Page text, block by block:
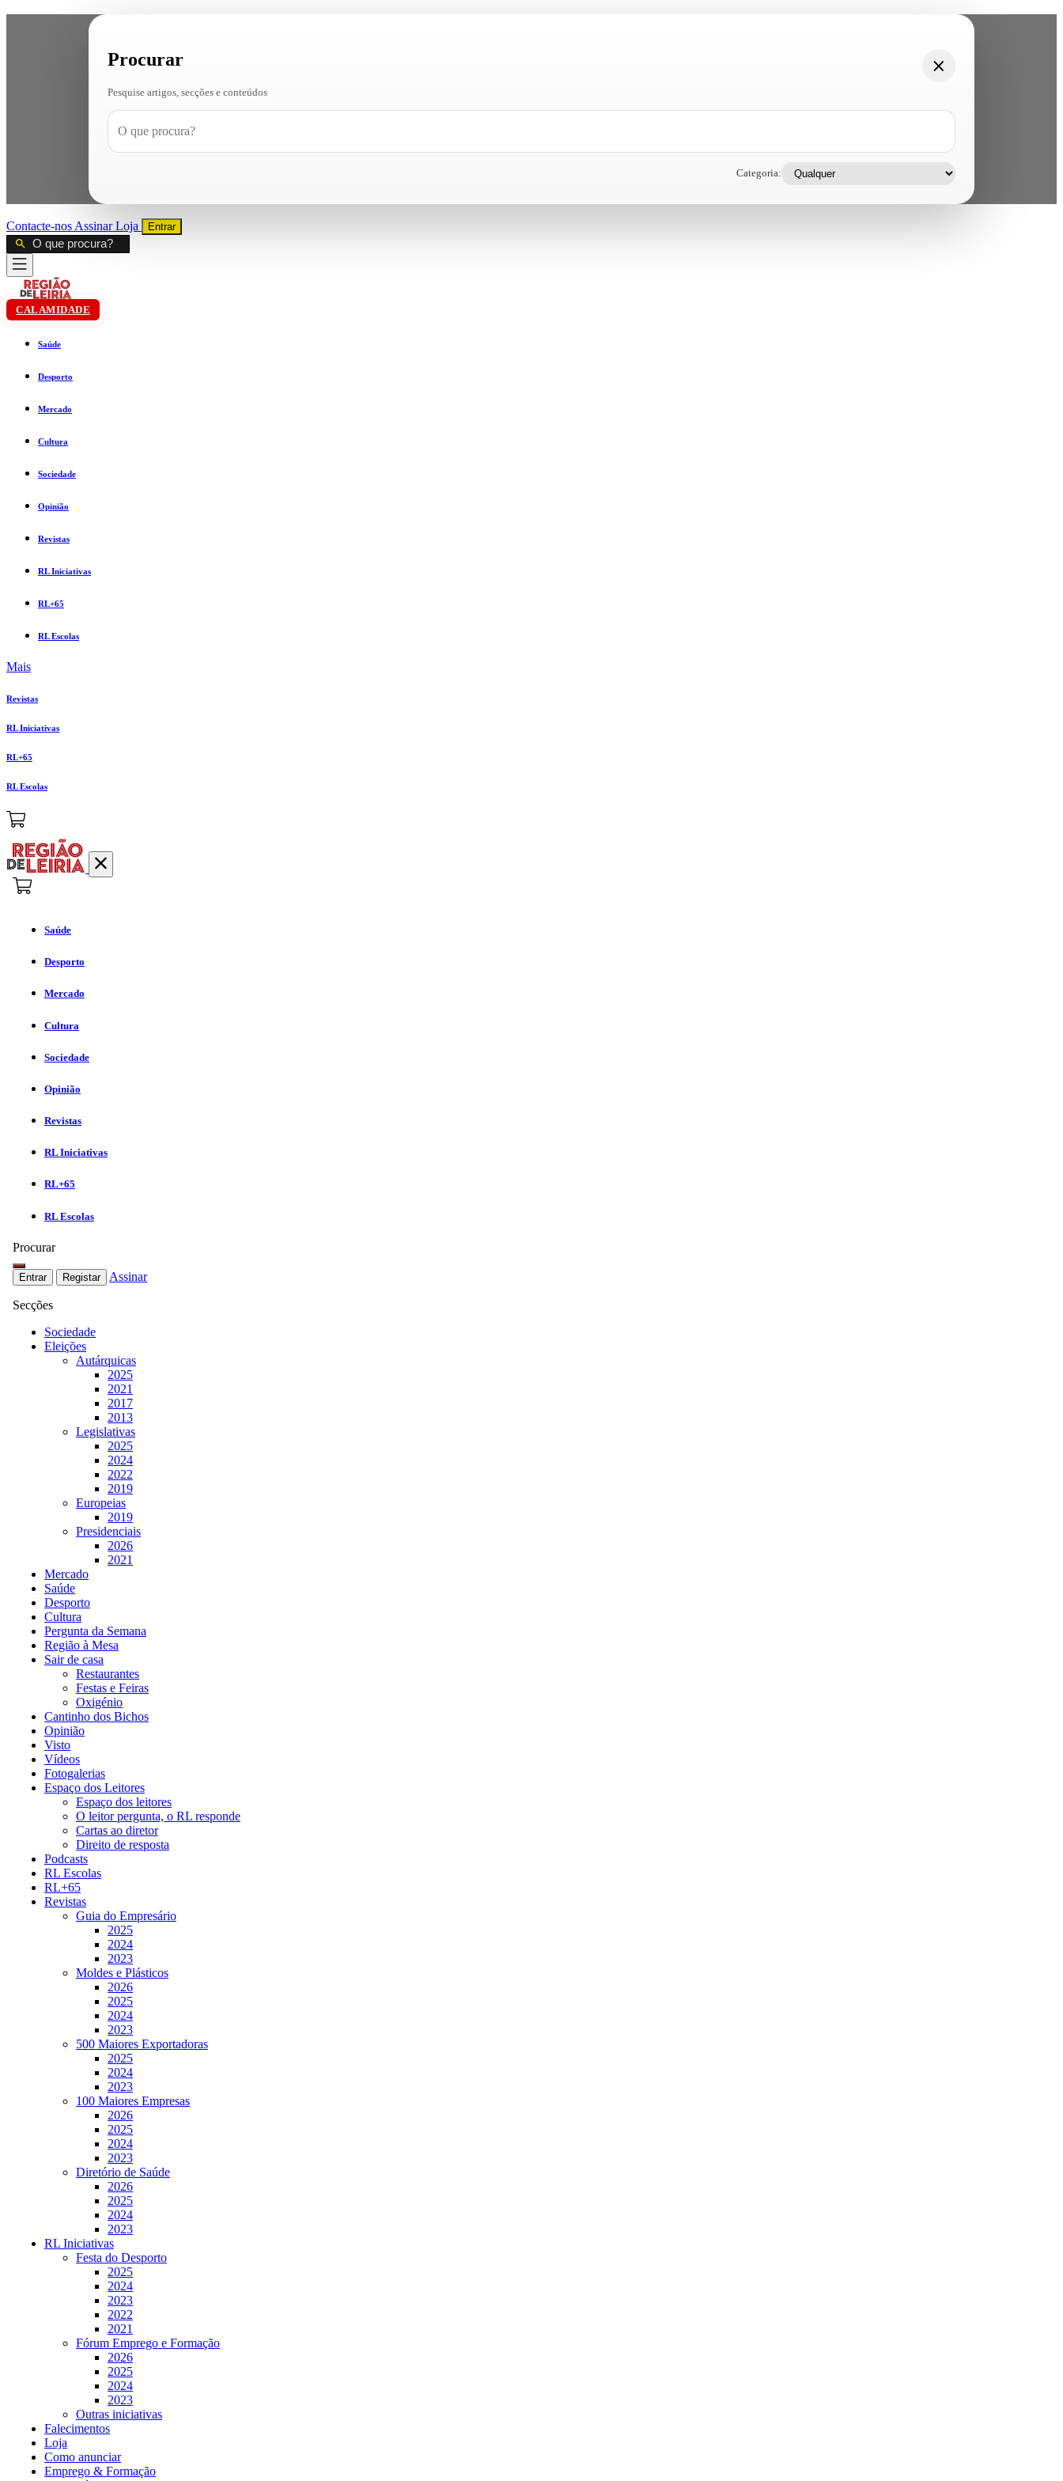
Procurar
Pesquise artigos, secções e conteúdos
Categoria:
Contacte-nos AssinarLoja Entrar
CALAMIDADE
Saúde
Desporto
Mercado
Cultura
Sociedade
Opinião
Revistas
RL Iniciativas
RL+65
RL Escolas
Mais
Revistas
RL Iniciativas
RL+65
RL Escolas
Saúde
Desporto
Mercado
Cultura
Sociedade
Opinião
Revistas
RL Iniciativas
RL+65
RL Escolas
Procurar
Entrar Registar Assinar
Secções
Sociedade
Eleições
Autárquicas
2025
2021
2017
2013
Legislativas
2025
2024
2022
2019
Europeias
2019
Presidenciais
2026
2021
Mercado
Saúde
Desporto
Cultura
Pergunta da Semana
Região à Mesa
Sair de casa
Restaurantes
Festas e Feiras
Oxigénio
Cantinho dos Bichos
Opinião
Visto
Vídeos
Fotogalerias
Espaço dos Leitores
Espaço dos leitores
O leitor pergunta, o RL responde
Cartas ao diretor
Direito de resposta
Podcasts
RL Escolas
RL+65
Revistas
Guia do Empresário
2025
2024
2023
Moldes e Plásticos
2026
2025
2024
2023
500 Maiores Exportadoras
2025
2024
2023
100 Maiores Empresas
2026
2025
2024
2023
Diretório de Saúde
2026
2025
2024
2023
RL Iniciativas
Festa do Desporto
2025
2024
2023
2022
2021
Fórum Emprego e Formação
2026
2025
2024
2023
Outras iniciativas
Falecimentos
Loja
Como anunciar
Emprego & Formação